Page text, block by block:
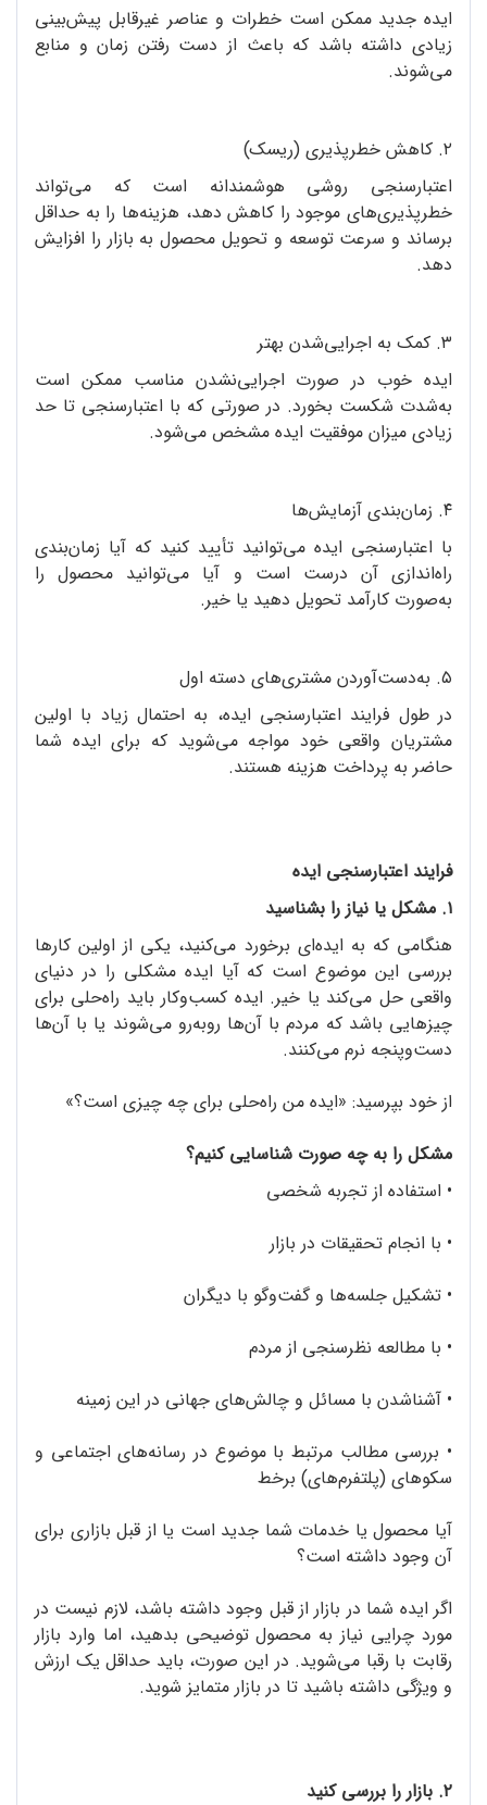
ایده جدید ممکن است خطرات و عناصر غیرقابل پیش‌بینی
زیادی داشته باشد که باعث از دست رفتن زمان و منابع
می‌شوند.
۲. کاهش خطرپذیری (ریسک)
اعتبارسنجی روشی هوشمندانه است که می‌تواند
خطر‌پذیری‌های موجود را کاهش دهد، هزینه‌ها را به حداقل
برساند و سرعت توسعه و تحویل محصول به بازار را افزایش
دهد.
۳. کمک به اجرایی‌شدن بهتر
ایده خوب در صورت اجرایی‌نشدن مناسب ممکن است
به‌شدت شکست بخورد. در صورتی‌ که با اعتبارسنجی تا حد
زیادی میزان موفقیت ایده مشخص می‌شود.
۴. زمان‌بندی آزمایش‌ها
با اعتبارسنجی ایده می‌توانید تأیید کنید که آیا زمان‌بندی
راه‌اندازی آن درست است و آیا می‌توانید محصول را
به‌صورت کارآمد تحویل دهید یا خیر.
۵. به‌دست‌آوردن مشتری‌های دسته اول
در طول فرایند اعتبارسنجی ایده، به احتمال زیاد با اولین
مشتریان واقعی خود مواجه می‌شوید که برای ایده شما
حاضر به پرداخت هزینه هستند.
فرایند اعتبارسنجی ایده
۱. مشکل یا نیاز را بشناسید
هنگامی که به ایده‌ای برخورد می‌کنید، یکی از اولین کارها
بررسی این موضوع است که آیا ایده مشکلی را در دنیای
واقعی حل می‌کند یا خیر. ایده کسب‌وکار باید راه‌حلی برای
چیزهایی باشد که مردم با آن‌ها روبه‌رو می‌شوند یا با آن‌ها
دست‌وپنجه نرم می‌‌کنند.
از خود بپرسید: «ایده من راه‌حلی برای چه چیزی است؟»
مشکل را به چه صورت شناسایی کنیم؟
• استفاده از تجربه شخصی
• با انجام تحقیقات در بازار
• تشکیل جلسه‌ها و گفت‌وگو با دیگران
• با مطالعه نظرسنجی از مردم
• آشناشدن با مسائل و چالش‌های جهانی در این زمینه
• بررسی مطالب مرتبط با موضوع در رسانه‌های اجتماعی و
سکوهای (پلتفرم‌های) برخط
آیا محصول یا خدمات شما جدید است یا از قبل بازاری برای
آن وجود داشته است؟
اگر ایده شما در بازار از قبل وجود داشته باشد، لازم نیست در
مورد چرایی نیاز به محصول توضیحی بدهید، اما وارد بازار
رقابت با رقبا می‌شوید. در این صورت، باید حداقل یک ارزش
و ویژگی داشته باشید تا در بازار متمایز شوید.
۲. بازار را بررسی کنید